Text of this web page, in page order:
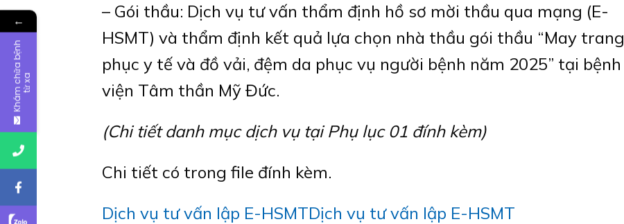
– Gói thầu: Dịch vụ tư vấn thẩm định hồ sơ mời thầu qua mạng (E-
HSMT) và thẩm định kết quả lựa chọn nhà thầu gói thầu “May trang
phục y tế và đồ vải, đệm da phục vụ người bệnh năm 2025” tại bệnh
viện Tâm thần Mỹ Đức.
(Chi tiết danh mục dịch vụ tại Phụ lục 01 đính kèm)
Chi tiết có trong file đính kèm.
Dịch vụ tư vấn lập E-HSMTDịch vụ tư vấn lập E-HSMT
←
K
h
á
m
ch
ữ
a
b
ệ
n
h
t
ừ
xa